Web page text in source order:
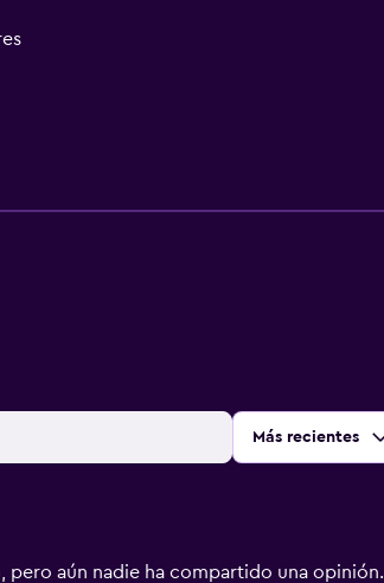
Ordenar por:
Más recientes
pero aún nadie ha compartido una opinión.